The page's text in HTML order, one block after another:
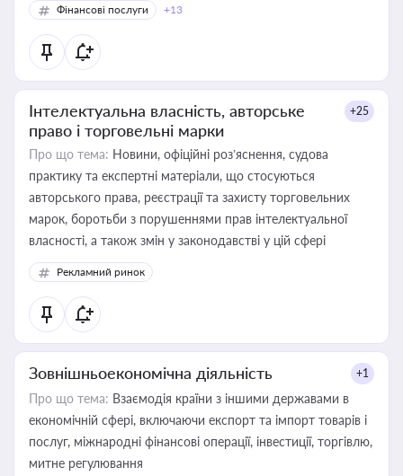
Фінансові послуги
+13
Інтелектуальна власність, авторське
право і торговельні марки
+25
Про що тема: Новини, офіційні роз’яснення, судова
практику та експертні матеріали, що стосуються
авторського права, реєстрації та захисту торговельних
марок, боротьби з порушеннями прав інтелектуальної
власності, а також змін у законодавстві у цій сфері
Рекламний ринок
Зовнішньоекономічна діяльність +1
Про що тема: Взаємодія країни з іншими державами в
економічній сфері, включаючи експорт та імпорт товарів і
послуг, міжнародні фінансові операції, інвестиції, торгівлю,
митне регулювання